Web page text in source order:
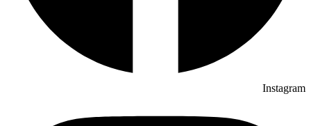
Instagram